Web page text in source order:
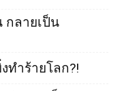
กลายเป็น
ทำร้ายโลก?!